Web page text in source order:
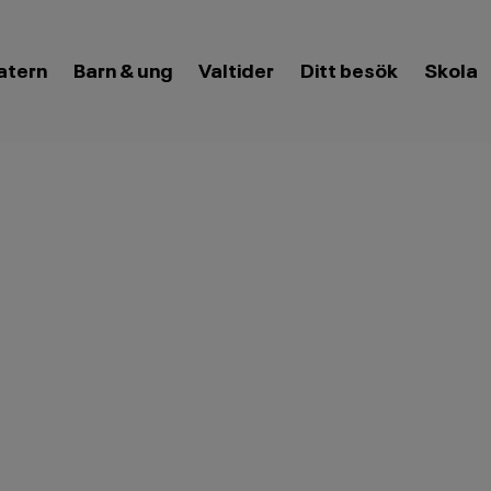
Barn & ung Valtider Öppna meny
Ditt besök Öppna
Skola